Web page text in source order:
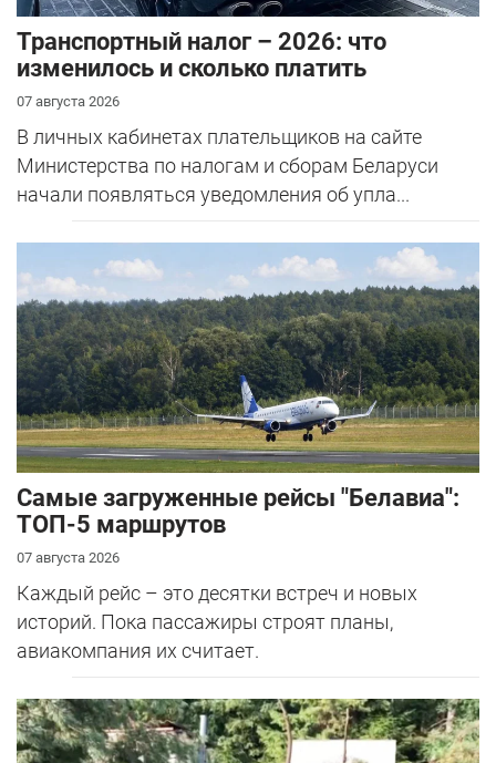
Транспортный налог – 2026: что
изменилось и сколько платить
07 августа 2026
В личных кабинетах плательщиков на сайте
Министерства по налогам и сборам Беларуси
начали появляться уведомления об упла...
Самые загруженные рейсы "Белавиа":
ТОП-5 маршрутов
07 августа 2026
Каждый рейс – это десятки встреч и новых
историй. Пока пассажиры строят планы,
авиакомпания их считает.